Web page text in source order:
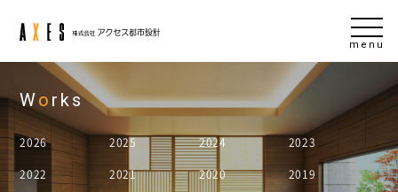
menu
Wo rks
2026 2025 2024 2023
2022 2021 2020 2019